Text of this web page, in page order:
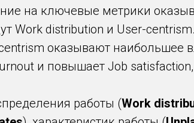
на ключевые метрики
Work distribution и User-
оказывают наибольшее
и повышает Job
работы (Work